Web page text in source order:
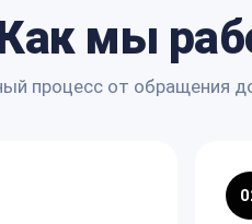
мы
процесс от обращения